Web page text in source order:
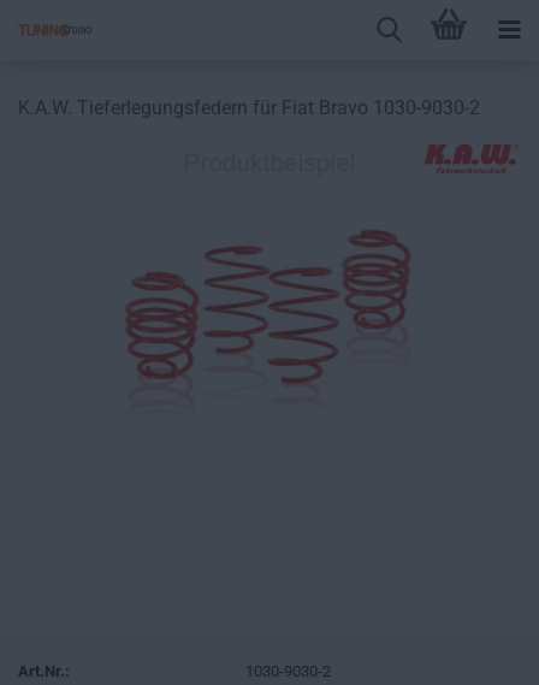
K.A.W. Tieferlegungsfedern für Fiat Bravo 1030-9030-2
Art.Nr.:
1030-9030-2